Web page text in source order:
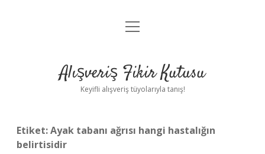
Anasayfa
Yasal Uyarı
menüyü
Alışveriş Fikir Kutusu
Keyifli alışveriş tüyolarıyla tanış!
Etiket:Ayak tabanı ağrısı hangi hastalığın
belirtisidir